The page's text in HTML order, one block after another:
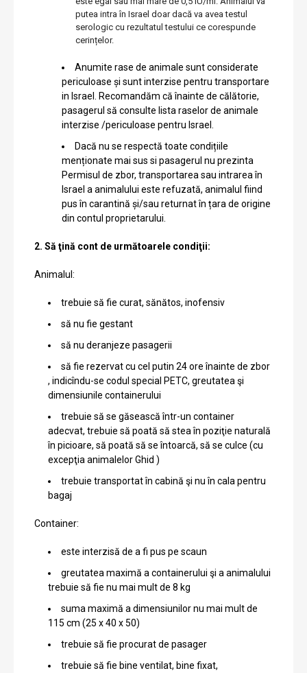
putea intra în Israel doar dacă va avea testul
serologic cu rezultatul testului ce corespunde
cerințelor.
Anumite rase de animale sunt considerate
periculoase și sunt interzise pentru transportare
in Israel. Recomandăm că înainte de călătorie,
pasagerul să consulte lista raselor de animale
interzise /periculoase pentru Israel.
Dacă nu se respectă toate condițiile
menționate mai sus si pasagerul nu prezinta
Permisul de zbor, transportarea sau intrarea în
Israel a animalului este refuzată, animalul fiind
pus în carantină și/sau returnat în țara de origine
din contul proprietarului.
2. Să ţină cont de următoarele condiţii:
Animalul:
trebuie să fie curat, sănătos, inofensiv
să nu fie gestant
să nu deranjeze pasagerii
să fie rezervat cu cel putin 24 ore înainte de zbor
, indicîndu-se codul special PETC, greutatea şi
dimensiunile containerului
trebuie să se găsească într-un container
adecvat, trebuie să poată să stea în poziţie naturală
în picioare, să poată să se întoarcă, să se culce (cu
excepţia animalelor Ghid )
trebuie transportat în cabină şi nu în cala pentru
bagaj
Container:
este interzisă de a fi pus pe scaun
greutatea maximă a containerului şi a animalului
trebuie să fie nu mai mult de 8 kg
suma maximă a dimensiunilor nu mai mult de
115 cm (25 x 40 x 50)
trebuie să fie procurat de pasager
trebuie să fie bine ventilat, bine fixat,